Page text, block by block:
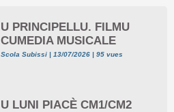
U PRINCIPELLU. FILMU
CUMEDIA MUSICALE
Scola Subissi | 13/07/2026 | 95 vues
U LUNI PIACÈ CM1/CM2